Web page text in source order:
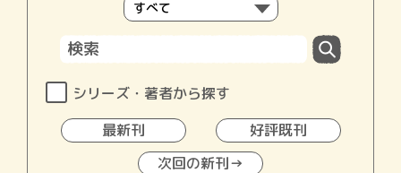
シリーズ・著者から探す
最新刊
好評既刊
次回の新刊→